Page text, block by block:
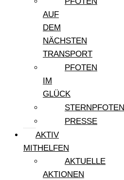
AUF
DEM
NÄCHSTEN
TRANSPORT
PFOTEN
IM
GLÜCK
STERNPFOTEN
PRESSE
AKTIV
MITHELFEN
AKTUELLE
AKTIONEN